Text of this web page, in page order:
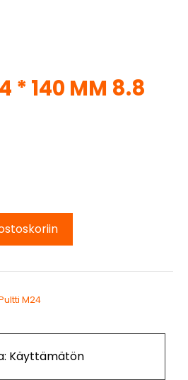
* 140 MM 8.8
M24
Käyttämätön